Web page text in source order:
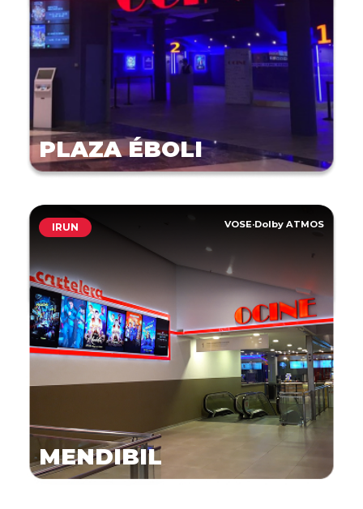
PLAZA ÉBOLI
IRUN VOSE·Dolby ATMOS
MENDIBIL